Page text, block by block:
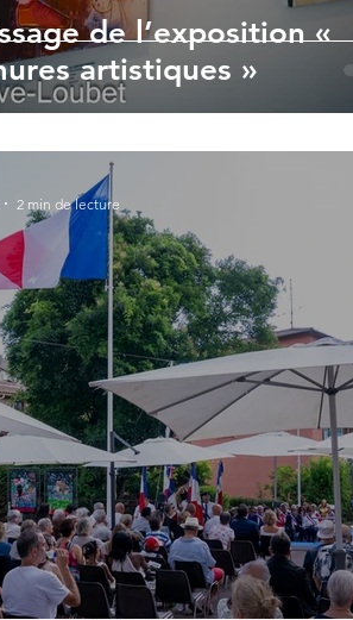
de l’exposition «
artistiques »
2 min de lecture